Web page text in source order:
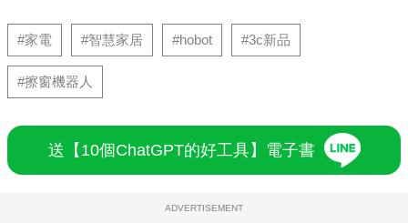
#家電 #智慧家居 #hobot #3c新品
#擦窗機器人
送【10個ChatGPT的好工具】電子書
ADVERTISEMENT